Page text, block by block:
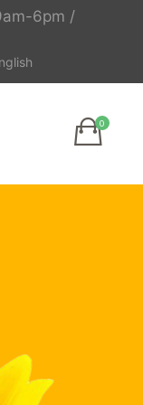
6pm /